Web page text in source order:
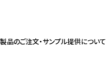
製品のご注文・サンプル提供について